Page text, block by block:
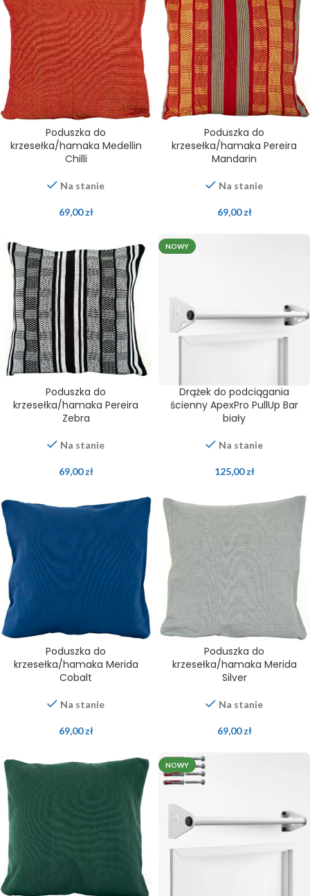
Poduszka do
krzesełka/hamaka Medellin
Chilli
Na stanie
69,00zł
Poduszka do
krzesełka/hamaka Pereira
Mandarin
Na stanie
69,00zł
Poduszka do
krzesełka/hamaka Pereira
Zebra
Na stanie
69,00zł
NOWY
Drążek do podciągania
ścienny ApexPro PullUp Bar
biały
Na stanie
125,00zł
Poduszka do
krzesełka/hamaka Merida
Cobalt
Na stanie
69,00zł
Poduszka do
krzesełka/hamaka Merida
Silver
Na stanie
69,00zł
NOWY